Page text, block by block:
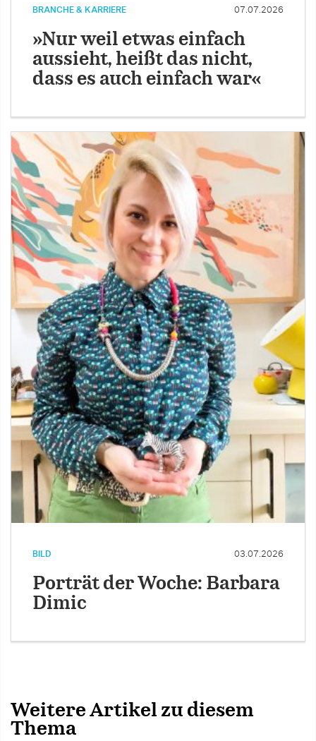
BRANCHE & KARRIERE 07.07.2026
»Nur weil etwas einfach
aussieht, heißt das nicht,
dass es auch einfach war«
BILD 03.07.2026
Porträt der Woche: Barbara
Dimic
Weitere Artikel zu diesem
Thema